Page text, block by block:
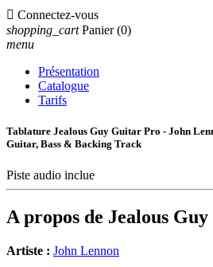
 Connectez-vous
shopping_cart Panier (0)
menu
Présentation
Catalogue
Tarifs
Tablature Jealous Guy Guitar Pro - John
Guitar, Bass & Backing Track
Piste audio inclue
A propos de Jealous Guy
Artiste : John Lennon